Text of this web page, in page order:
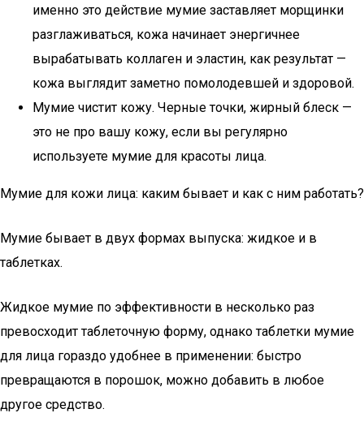
именно это действие мумие заставляет морщинки
разглаживаться, кожа начинает энергичнее
вырабатывать коллаген и эластин, как результат —
кожа выглядит заметно помолодевшей и здоровой.
Мумие чистит кожу. Черные точки, жирный блеск —
это не про вашу кожу, если вы регулярно
используете мумие для красоты лица.
Мумие для кожи лица: каким бывает и как с ним работать?
Мумие бывает в двух формах выпуска: жидкое и в
таблетках.
Жидкое мумие по эффективности в несколько раз
превосходит таблеточную форму, однако таблетки мумие
для лица гораздо удобнее в применении: быстро
превращаются в порошок, можно добавить в любое
другое средство.